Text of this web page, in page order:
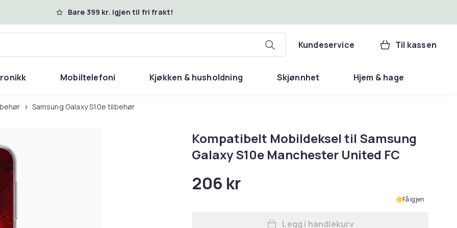
Bare 399 kr. igjen til fri frakt!
Kundeservice Til kassen
Mobiltelefoni Kjøkken & husholdning Skjønnhet Hjem & hage
Samsung Galaxy S10e tilbehør
Kompatibelt Mobildeksel til Samsung
Galaxy S10e Manchester United FC
206 kr
Få igjen
Legg i handlekurv